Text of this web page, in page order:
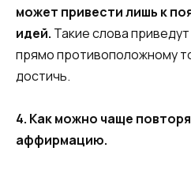
может привести лишь к
идей. Такие слова
прямо противоположному
достичь.
4. Как можно чаще
аффирмацию.